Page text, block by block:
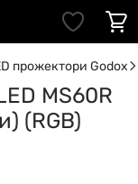
прожектори Godox
MS60R
(RGB)